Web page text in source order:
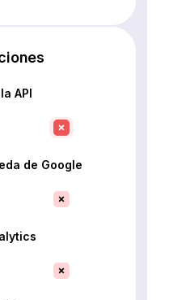
API
de Google